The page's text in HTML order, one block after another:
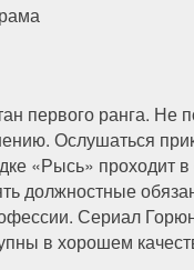
первого ранга. Не
Ослушаться
«Рысь» проходит
должностные
Сериал
в хорошем